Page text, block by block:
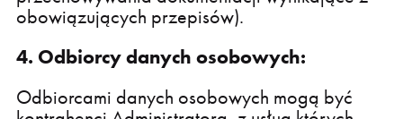
obowiązujących przepisów).
4. Odbiorcy danych osobowych:
Odbiorcami danych osobowych mogą być